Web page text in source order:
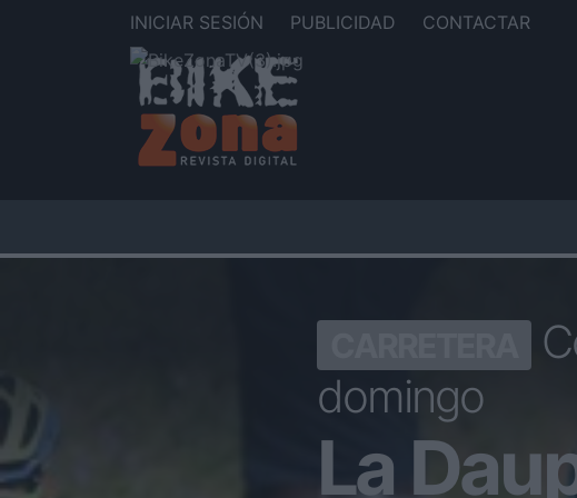
INICIAR SESIÓN PUBLICIDAD CONTACTAR
domingo
La